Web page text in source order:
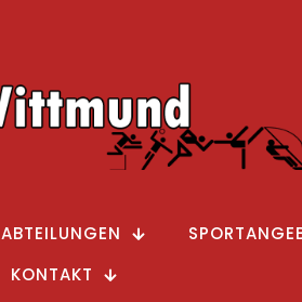
ABTEILUNGEN
KONTAKT